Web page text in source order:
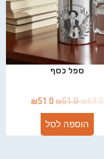
ספל כסף
₪69.0
₪51.0
₪51.0
הוספה לסל